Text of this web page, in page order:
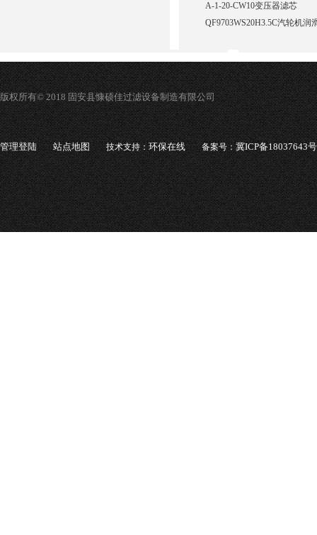
A-1-20-CW10变压器滤芯
QF9703WS20H3.5C汽轮机润
版权所有© 2018 固安县慷硕佳过滤设备制造有限公司
管理登陆 站点地图 技术支持：环保在线 备案号：冀ICP备18037643